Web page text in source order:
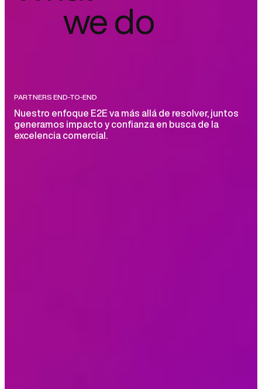
we do
PARTNERS END-TO-END
Nuestro enfoque E2E va más allá de resolver, juntos
generamos impacto y confianza en busca de la
excelencia comercial.